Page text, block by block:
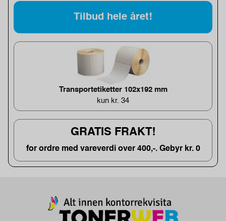
Tilbud hele året!
Transportetiketter 102x192 mm
kun kr. 34
GRATIS FRAKT!
for ordre med vareverdi over 400,-. Gebyr kr. 0